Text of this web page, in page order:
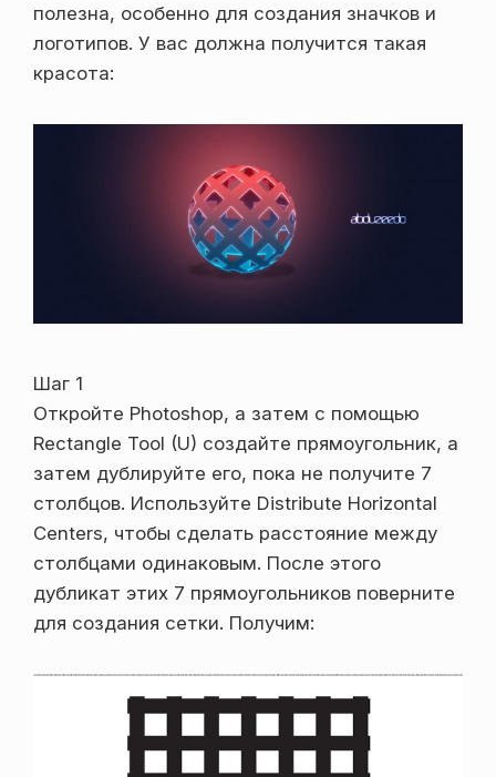
полезна, особенно для создания значков и
логотипов. У вас должна получится такая
красота:
Шаг 1
Откройте Photoshop, а затем с помощью
Rectangle Tool (U) создайте прямоугольник, а
затем дублируйте его, пока не получите 7
столбцов. Используйте Distribute Horizontal
Centers, чтобы сделать расстояние между
столбцами одинаковым. После этого
дубликат этих 7 прямоугольников поверните
для создания сетки. Получим: